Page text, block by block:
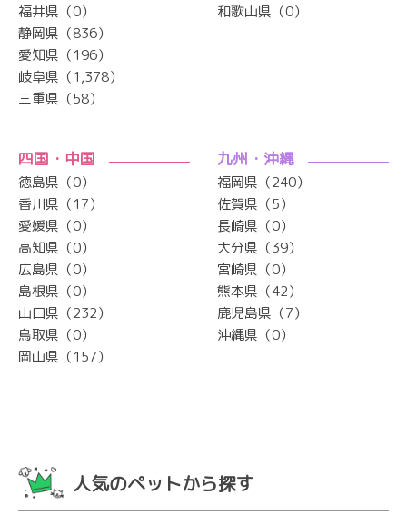
福井県（0）
静岡県（836）
愛知県（196）
岐阜県（1,378）
三重県（58）
和歌山県（0）
四国・中国
徳島県（0）
香川県（17）
愛媛県（0）
高知県（0）
広島県（0）
島根県（0）
山口県（232）
鳥取県（0）
岡山県（157）
九州・沖縄
福岡県（240）
佐賀県（5）
長崎県（0）
大分県（39）
宮崎県（0）
熊本県（42）
鹿児島県（7）
沖縄県（0）
人気のペットから探す